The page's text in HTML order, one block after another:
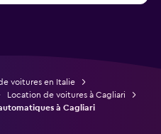
voitures en Italie
Location de voitures à Cagliari
à Cagliari